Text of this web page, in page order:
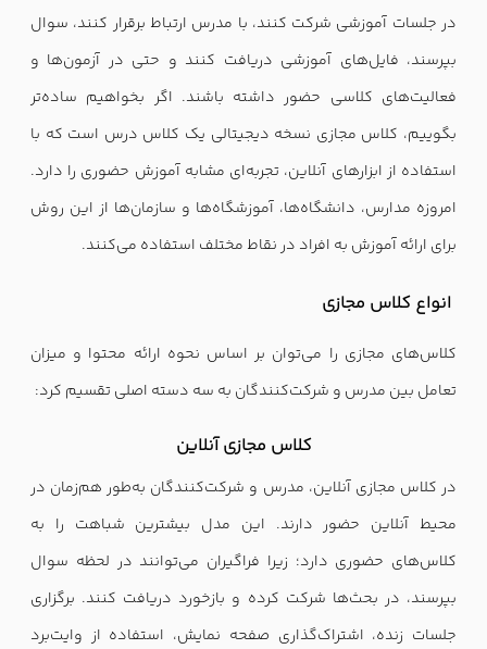
در جلسات آموزشی شرکت کنند، با مدرس ارتباط برقرار کنند، سوال
بپرسند، فایل‌های آموزشی دریافت کنند و حتی در آزمون‌ها و
فعالیت‌های کلاسی حضور داشته باشند. اگر بخواهیم ساده‌تر
بگوییم، کلاس مجازی نسخه دیجیتالی یک کلاس درس است که با
استفاده از ابزارهای آنلاین، تجربه‌ای مشابه آموزش حضوری را دارد.
امروزه مدارس، دانشگاه‌ها، آموزشگاه‌ها و سازمان‌ها از این روش
برای ارائه آموزش به افراد در نقاط مختلف استفاده می‌کنند.
انواع کلاس مجازی
کلاس‌های مجازی را می‌توان بر اساس نحوه ارائه محتوا و میزان
تعامل بین مدرس و شرکت‌کنندگان به سه دسته اصلی تقسیم کرد:
کلاس مجازی آنلاین
در کلاس مجازی آنلاین، مدرس و شرکت‌کنندگان به‌طور هم‌زمان در
محیط آنلاین حضور دارند. این مدل بیشترین شباهت را به
کلاس‌های حضوری دارد؛ زیرا فراگیران می‌توانند در لحظه سوال
بپرسند، در بحث‌ها شرکت کرده و بازخورد دریافت کنند. برگزاری
جلسات زنده، اشتراک‌گذاری صفحه نمایش، استفاده از وایت‌برد